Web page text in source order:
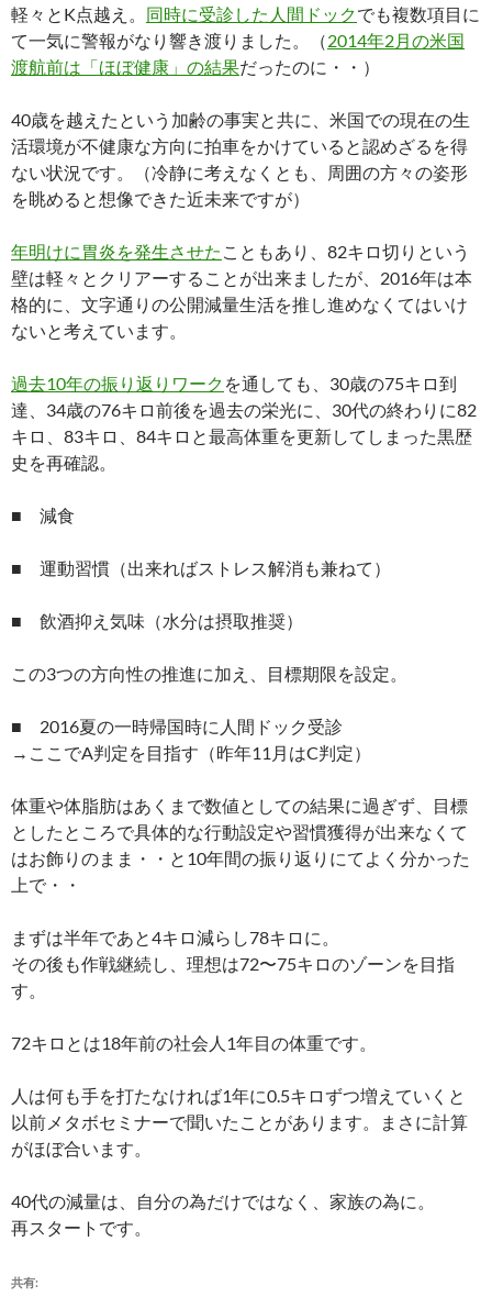
軽々とK点越え。 同時に受診した人間ドックでも複数項目に
て一気に警報がなり響き渡りました。（2014年2月の米国
渡航前は「ほぼ健康」の結果だったのに・・）
40歳を越えたという加齢の事実と共に、米国での現在の生
活環境が不健康な方向に拍車をかけていると認めざるを得
ない状況です。（冷静に考えなくとも、周囲の方々の姿形
を眺めると想像できた近未来ですが）
年明けに胃炎を発生させた こともあり、82キロ切りという
壁は軽々とクリアーすることが出来ましたが、2016年は本
格的に、文字通りの公開減量生活を推し進めなくてはいけ
ないと考えています。
過去10年の振り返りワーク を通しても、30歳の75キロ到
達、34歳の76キロ前後を過去の栄光に、30代の終わりに82
キロ、83キロ、84キロと最高体重を更新してしまった黒歴
史を再確認。
■ 減食
■ 運動習慣（出来ればストレス解消も兼ねて）
■ 飲酒抑え気味（水分は摂取推奨）
この3つの方向性の推進に加え、目標期限を設定。
■ 2016夏の一時帰国時に人間ドック受診
→ここでA判定を目指す（昨年11月はC判定）
体重や体脂肪はあくまで数値としての結果に過ぎず、目標
としたところで具体的な行動設定や習慣獲得が出来なくて
はお飾りのまま・・と10年間の振り返りにてよく分かった
上で・・
まずは半年であと4キロ減らし78キロに。
その後も作戦継続し、理想は72〜75キロのゾーンを目指
す。
72キロとは18年前の社会人1年目の体重です。
人は何も手を打たなければ1年に0.5キロずつ増えていくと
以前メタボセミナーで聞いたことがあります。まさに計算
がほぼ合います。
40代の減量は、自分の為だけではなく、家族の為に。
再スタートです。
共有: